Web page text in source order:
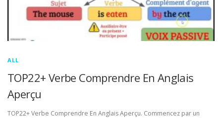
ALL
TOP22+ Verbe Comprendre En Anglais
Aperçu
TOP22+ Verbe Comprendre En Anglais Aperçu. Commencez par un